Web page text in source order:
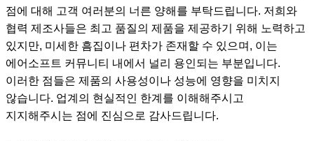
점에 대해 고객 여러분의 너른 양해를 부탁드립니다. 저희와
협력 제조사들은 최고 품질의 제품을 제공하기 위해 노력하고
있지만, 미세한 흠집이나 편차가 존재할 수 있으며, 이는
에어소프트 커뮤니티 내에서 널리 용인되는 부분입니다.
이러한 점들은 제품의 사용성이나 성능에 영향을 미치지
않습니다. 업계의 현실적인 한계를 이해해주시고
지지해주시는 점에 진심으로 감사드립니다.